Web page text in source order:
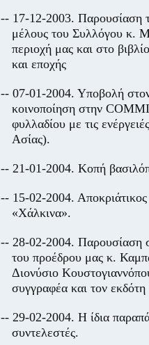
-- 17-12-2003. Παρουσίαση
μέλους του Συλλόγου
περιοχή μας και στο
και εποχής
-- 07-01-2004. Υποβολή
κοινοποίηση στην
φυλλαδίου με τις
Ασίας).
-- 21-01-2004. Κοπή
-- 15-02-2004.
«Χάλκινα».
-- 28-02-2004. Παρουσίαση
του προέδρου μας κ.
Διονύσιο
συγγραφέα και τον
-- 29-02-2004. Η ίδια
συντελεστές.